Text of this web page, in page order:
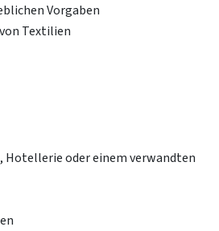
Vorgaben
Textilien
Hotellerie oder einem verwandten